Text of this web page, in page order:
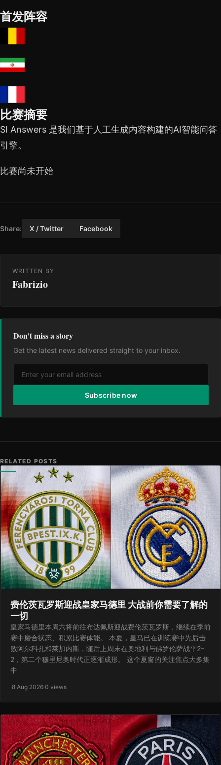
首发阵容
比赛摘要
SI Answers 是我们基于人工生成内容构建的AI智能问答
引擎。
比赛尚未开始
Share: X / Twitter Facebook
WRITTEN BY
Fabrizio
Don't miss a story
Get the latest news delivered straight to your inbox.
Subscribe now
RELATED POSTS
费伦茨瓦罗斯迎战皇家马德里 大战前你需要了解的
一切
皇家马德里本周六将前往布达佩斯迎战费伦茨瓦罗斯，继续在季前
赛中磨合状态、积累比赛体能。 本夏，皇马已在训练赛中先后击
败阿尔科孔和莱加内斯，随后上周末在奥地利与佛罗伦萨战平2–
2，第二个穆里尼奥时代正逐渐成形。 这个夏窗的关注焦点大多集
中
·8 Aug 2026·0 views